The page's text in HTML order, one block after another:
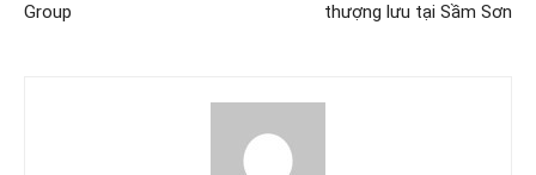
Group
thượng lưu tại Sầm Sơn